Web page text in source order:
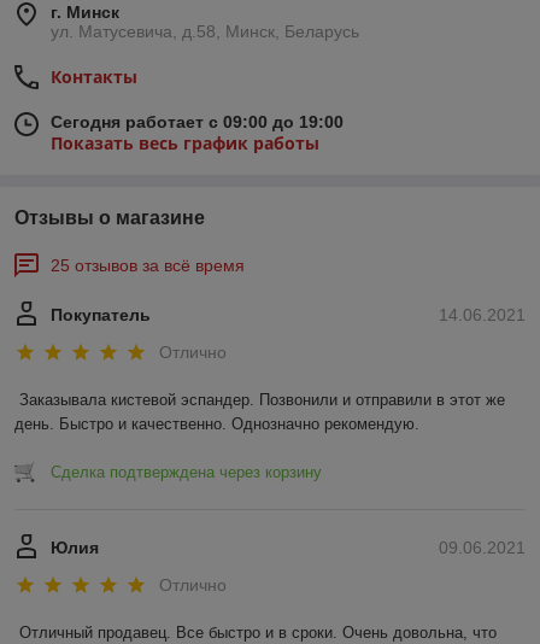
г. Минск
ул. Матусевича, д.58, Минск, Беларусь
Контакты
Сегодня работает с 09:00 до 19:00
Показать весь график работы
Отзывы о магазине
25 отзывов за всё время
14.06.2021
Покупатель
Отлично
Заказывала кистевой эспандер. Позвонили и отправили в этот же
день. Быстро и качественно. Однозначно рекомендую.
Сделка подтверждена через корзину
09.06.2021
Юлия
Отлично
Отличный продавец. Все быстро и в сроки. Очень довольна, что